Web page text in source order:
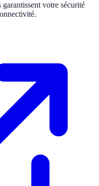
votre sécurité